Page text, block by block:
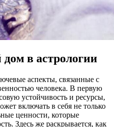
дом в астрологии
аспекты, связанные с
человека. В первую
устойчивость и ресурсы,
включать в себя не только
ценности, которые
Здесь же раскрывается, как